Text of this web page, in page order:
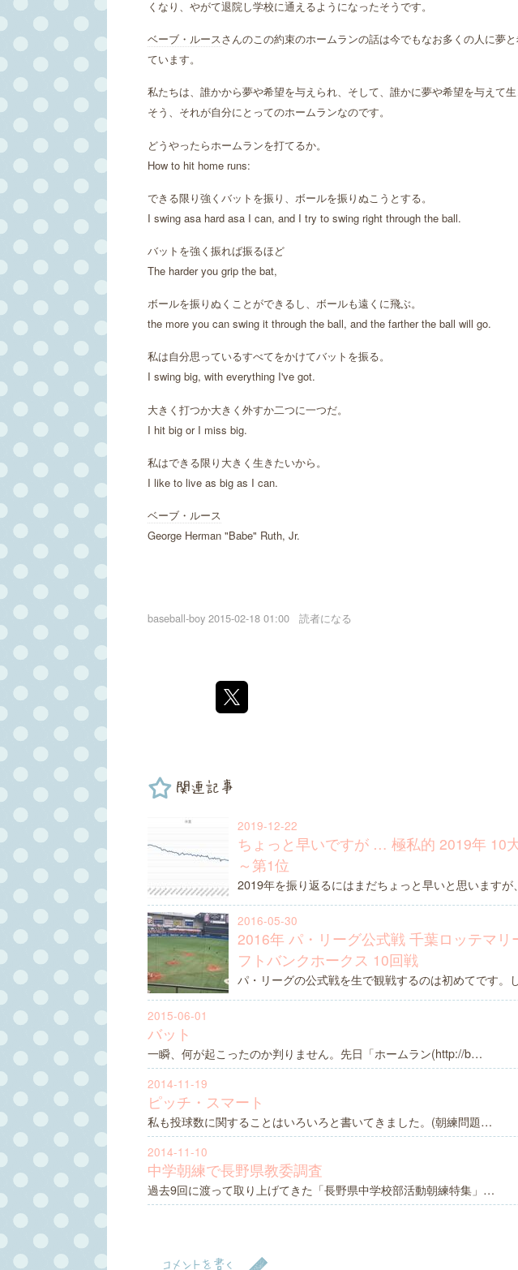
くなり、やがて退院し学校に通えるようになったそうです。
ベーブ・ルースさんのこの約束のホームランの話は今でもなお多くの人に夢
ています。
私たちは、誰かから夢や希望を与えられ、そして、誰かに夢や希望を与えて生
そう、それが自分にとってのホームランなのです。
どうやったらホームランを打てるか。
How to hit home runs:
できる限り強くバットを振り、ボールを振りぬこうとする。
I swing asa hard asa I can, and I try to swing right through the ball.
バットを強く振れば振るほど
The harder you grip the bat,
ボールを振りぬくことができるし、ボールも遠くに飛ぶ。
the more you can swing it through the ball, and the farther the ball will go.
私は自分思っているすべてをかけてバットを振る。
I swing big, with everything I've got.
大きく打つか大きく外すか二つに一つだ。
I hit big or I miss big.
私はできる限り大きく生きたいから。
I like to live as big as I can.
ベーブ・ルース
George Herman "Babe" Ruth, Jr.
baseball-boy 2015-02-18 01:00 読者になる
関連記事
2019-12-22
ちょっと早いですが … 極私的 2019年 10
～第1位
2019年を振り返るにはまだちょっと早いと思います
2016-05-30
2016年 パ・リーグ公式戦 千葉ロッテマリ
フトバンクホークス 10回戦
パ・リーグの公式戦を生で観戦するのは初めてです。
2015-06-01
バット
一瞬、何が起こったのか判りません。先日「ホームラン(http://b…
2014-11-19
ピッチ・スマート
私も投球数に関することはいろいろと書いてきました。(朝練問題…
2014-11-10
中学朝練で長野県教委調査
過去9回に渡って取り上げてきた「長野県中学校部活動朝練特集」…
コメントを書く